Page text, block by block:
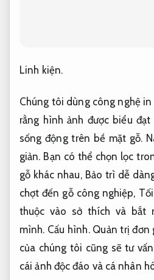
Linh kiện.
Chúng tôi dùng công nghệ in
rằng hình ảnh được biểu
sống động trên bề mặt gỗ.
giản. Bạn có thể chọn lọc
gỗ khác nhau, Bảo trì dễ
chợt đến gỗ công nghiệp,
thuộc vào sở thích và bắt
mình. Cấu hình. Quản trị đơn
của chúng tôi cũng sẽ tư
cái ảnh độc đáo và cá nhân